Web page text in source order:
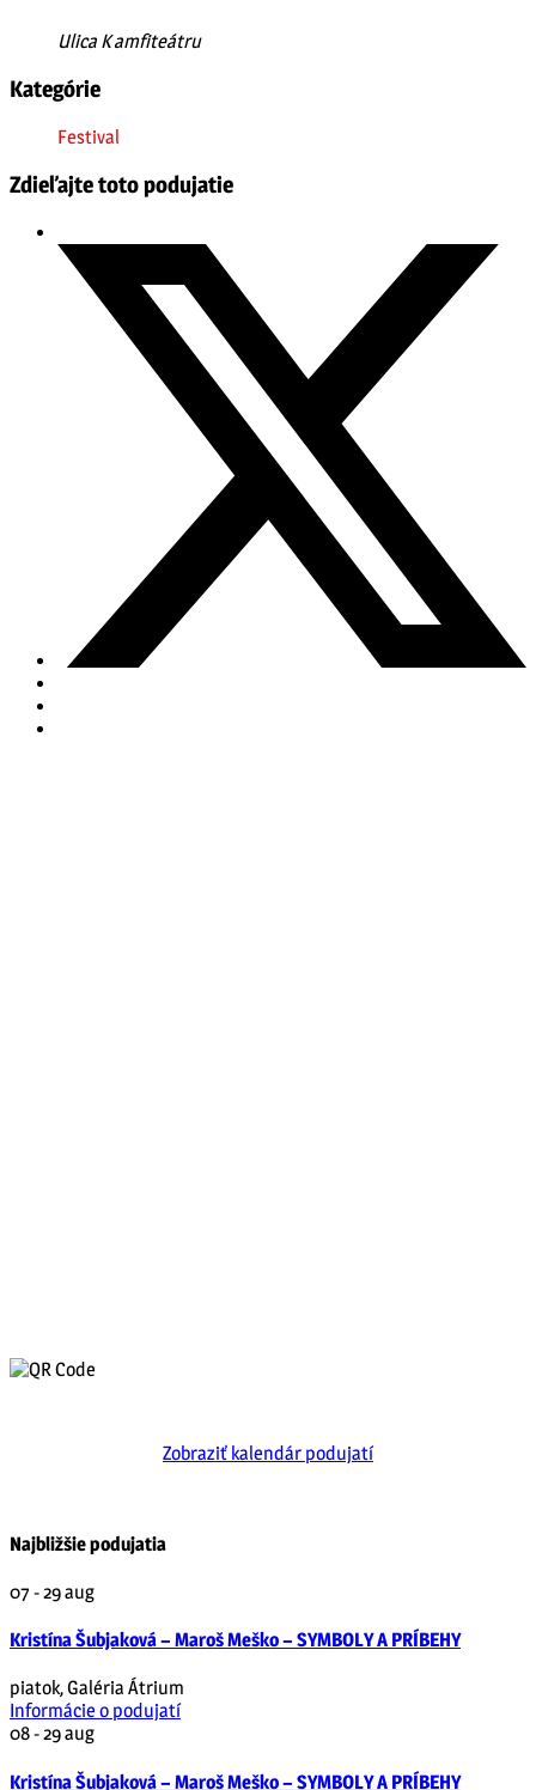
Ulica K amfiteátru
Kategórie
Festival
Zdieľajte toto podujatie
Zobraziť kalendár podujatí
Najbližšie podujatia
07 - 29aug
Kristína Šubjaková – Maroš Meško – SYMBOLY A PRÍBEHY
piatok,Galéria Átrium
Informácie o podujatí
08 - 29aug
Kristína Šubjaková – Maroš Meško – SYMBOLY A PRÍBEHY